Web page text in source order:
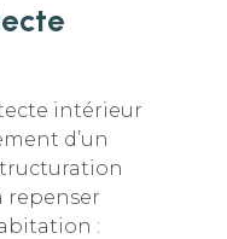
intérieur
d’un
repenser
: